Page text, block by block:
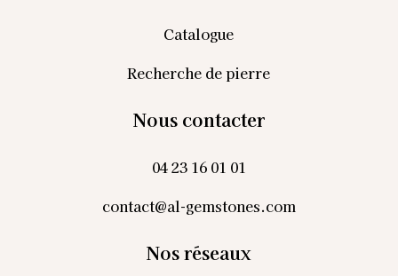
Catalogue
Recherche de pierre
Nous contacter
04 23 16 01 01
contact@al-gemstones.com
Nos réseaux